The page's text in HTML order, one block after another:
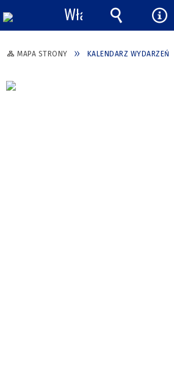
MAPA STRONY KALENDARZ WYDARZEŃ
Włącz
powiadomienia